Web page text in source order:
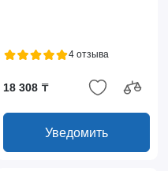
4 отзыва
18 308 ₸
Уведомить